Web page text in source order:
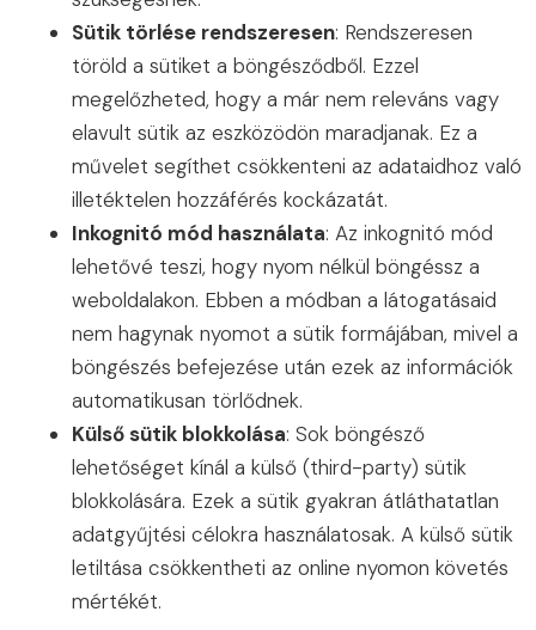
Sütik törlése rendszeresen: Rendszeresen
töröld a sütiket a böngésződből. Ezzel
megelőzheted, hogy a már nem releváns vagy
elavult sütik az eszközödön maradjanak. Ez a
művelet segíthet csökkenteni az adataidhoz való
illetéktelen hozzáférés kockázatát.
Inkognitó mód használata: Az inkognitó mód
lehetővé teszi, hogy nyom nélkül böngéssz a
weboldalakon. Ebben a módban a látogatásaid
nem hagynak nyomot a sütik formájában, mivel a
böngészés befejezése után ezek az információk
automatikusan törlődnek.
Külső sütik blokkolása: Sok böngésző
lehetőséget kínál a külső (third-party) sütik
blokkolására. Ezek a sütik gyakran átláthatatlan
adatgyűjtési célokra használatosak. A külső sütik
letiltása csökkentheti az online nyomon követés
mértékét.